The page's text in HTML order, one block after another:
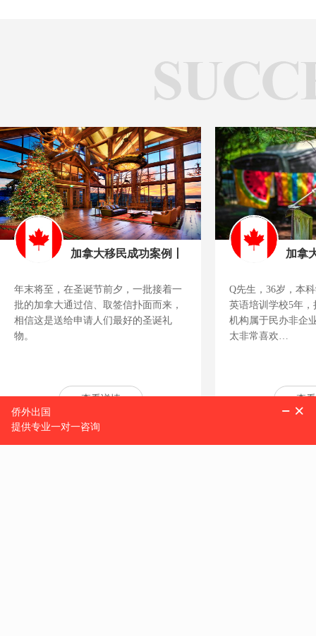
加拿大移民成功案例丨
年末将至，在圣诞节前夕，一批接着一
批的加拿大通过信、取签信扑面而来，
相信这是送给申请人们最好的圣诞礼
物。
查看详情
加拿
Q先生，36岁，本
英语培训学校5年
机构属于民办非企
太非常喜欢…
查